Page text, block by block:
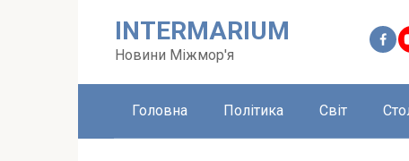
INTERMARIUM
Новини Міжмор'я
Головна Політика Світ